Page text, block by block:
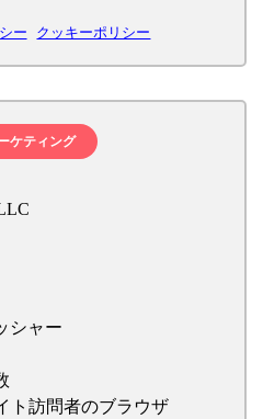
ー クッキーポリシー
ケティング
シャー
ト訪問者のブラウザ